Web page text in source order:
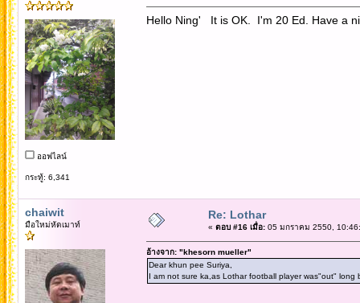
ออฟไลน์
กระทู้: 6,341
Hello Ning' It is OK. I'm 20 Ed. Have a
chaiwit
มือใหม่หัดเมาท์
Re: Lothar
« ตอบ #16 เมื่อ:05 มกราคม 2550,
อ้างจาก: "khesorn mueller"
Dear khun pee Suriya,
I am not sure ka,as Lothar football player was"out" long